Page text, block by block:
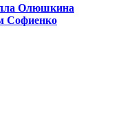
Олюшкина
Софиенко